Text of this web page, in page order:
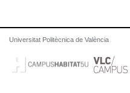
Universitat Politècnica de València